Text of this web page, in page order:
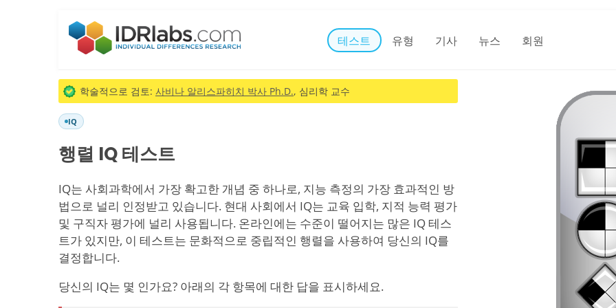
테스트 유형 기사 뉴스 회원
학술적으로 검토: 사비나 알리스파히치 박사 Ph.D., 심리학 교수
IQ
행렬 IQ 테스트
IQ는 사회과학에서 가장 확고한 개념 중 하나로, 지능 측정의 가장 효과적인 방
법으로 널리 인정받고 있습니다. 현대 사회에서 IQ는 교육 입학, 지적 능력 평가
및 구직자 평가에 널리 사용됩니다. 온라인에는 수준이 떨어지는 많은 IQ 테스
트가 있지만, 이 테스트는 문화적으로 중립적인 행렬을 사용하여 당신의 IQ를
결정합니다.
당신의 IQ는 몇 인가요? 아래의 각 항목에 대한 답을 표시하세요.